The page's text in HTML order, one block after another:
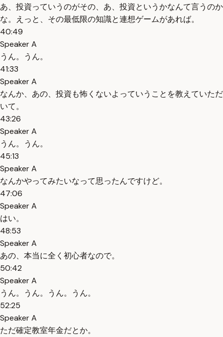
あ、投資っていうのがその、あ、投資というかなんて言うのか
な。えっと、その最低限の知識と連想ゲームがあれば。
40:49
Speaker A
うん。うん。
41:33
Speaker A
なんか、あの、投資も怖くないよっていうことを教えていただ
いて。
43:26
Speaker A
うん。うん。
45:13
Speaker A
なんかやってみたいなって思ったんですけど。
47:06
Speaker A
はい。
48:53
Speaker A
あの、本当に全く初心者なので。
50:42
Speaker A
うん。うん。うん。うん。
52:25
Speaker A
ただ確定教室年金だとか。